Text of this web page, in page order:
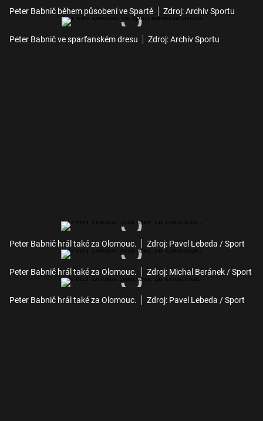
Peter Babnič během působení ve Spartě Zdroj: Archiv Sportu
Peter Babnič ve sparťanském dresu Zdroj: Archiv Sportu
Peter Babnič hrál také za Olomouc. Zdroj: Pavel Lebeda / Sport
Peter Babnič hrál také za Olomouc. Zdroj: Michal Beránek / Sport
Peter Babnič hrál také za Olomouc. Zdroj: Pavel Lebeda / Sport